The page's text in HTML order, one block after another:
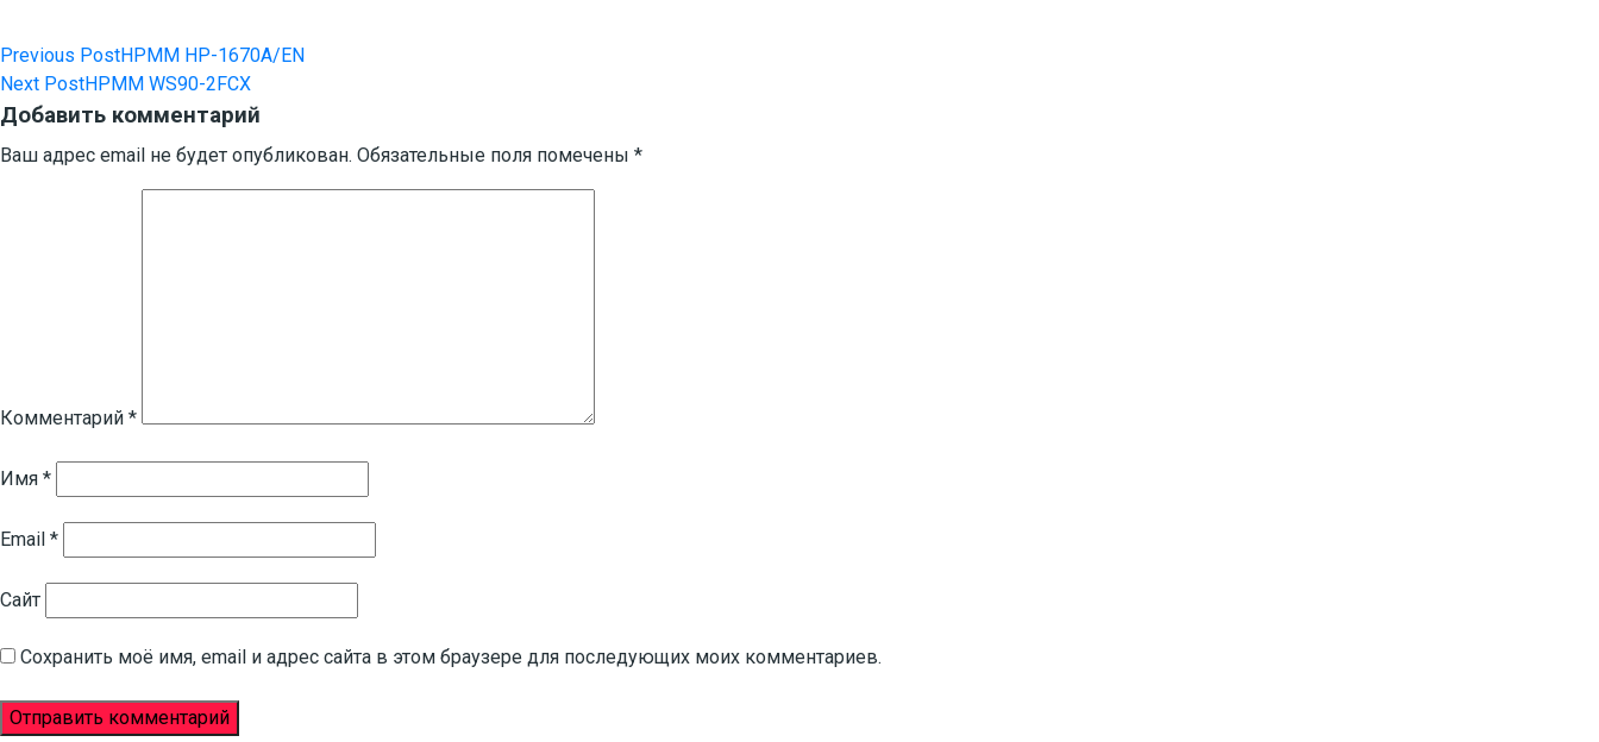
Навигация
по
записям
Previous PostHPMM HP-1670A/EN
Next PostHPMM WS90-2FCX
Добавить комментарий
Ваш адрес email не будет опубликован. Обязательные поля помечены *
Комментарий *
Имя *
Email *
Сайт
Сохранить моё имя, email и адрес сайта в этом браузере для последующих моих комментариев.